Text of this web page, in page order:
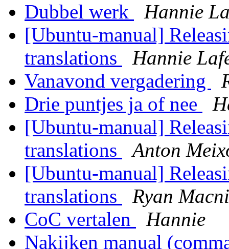
Dubbel werk
Hannie
[Ubuntu-manual]
translations
Hannie
Vanavond vergadering
Drie puntjes ja of nee
[Ubuntu-manual]
translations
Anton
[Ubuntu-manual]
translations
Ryan
CoC vertalen
Hannie
Nakijken manual